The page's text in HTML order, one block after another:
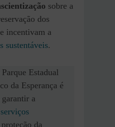
sobre a
dos
incentivam a
sustentáveis.
Estadual
da Esperança é
a
serviços
da